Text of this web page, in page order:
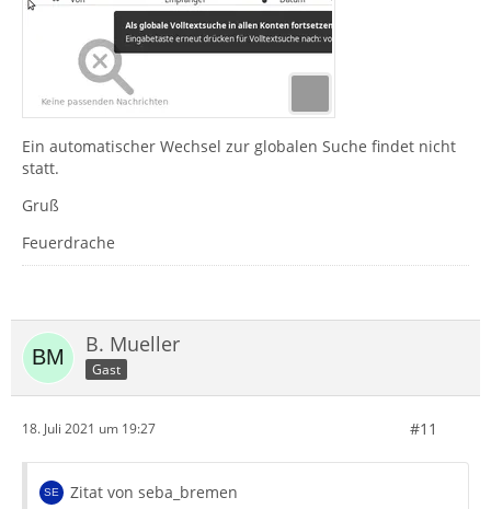
Ein automatischer Wechsel zur globalen Suche findet nicht
statt.
Gruß
Feuerdrache
B. Mueller
Gast
18. Juli 2021 um 19:27 #11
Zitat von seba_bremen